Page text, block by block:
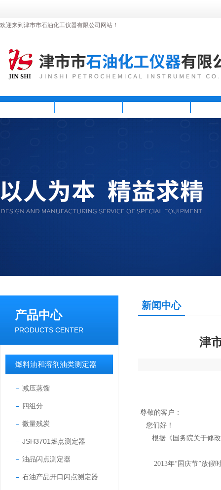
欢迎来到津市市石油化工仪器有限公司网站！
产品中心
PRODUCTS CENTER
燃料油和溶剂油类测定器
减压蒸馏
四组分
微量残炭
JSH3701燃点测定器
油品闪点测定器
石油产品开口闪点测定器
新闻中心
津
尊敬的客户：
您们好！
根据《国务院关于修改<
2013年“国庆节”放假时